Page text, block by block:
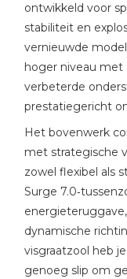
ontwikkeld voor
stabiliteit en
vernieuwde
hoger niveau met
verbeterde
prestatiegericht
Het bovenwerk
met strategische
zowel flexibel als
Surge
dynamische
visgraatzool heb
genoeg slip om